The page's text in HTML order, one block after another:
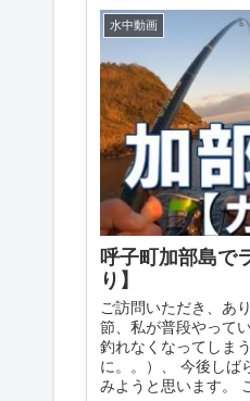
水中動画
呼子町加部島で
り】
ご訪問いただき、あ
節、私が普段やって
釣れなくなってしま
に。。）、 今後しば
みようと思います。